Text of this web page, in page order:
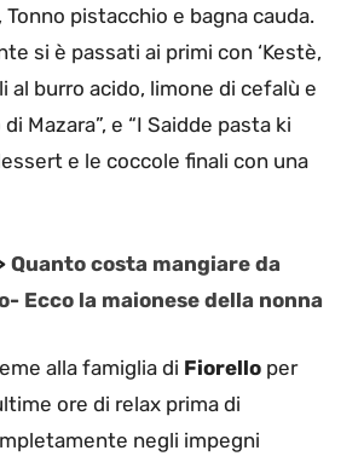
Tonno pistacchio e bagna cauda.
si è passati ai primi con ‘Kestè,
al burro acido, limone di cefalù e
Mazara”, e “I Saidde pasta ki
e le coccole finali con una
Quanto costa mangiare da
Ecco la maionese della nonna
alla famiglia di Fiorello per
ore di relax prima di
negli impegni